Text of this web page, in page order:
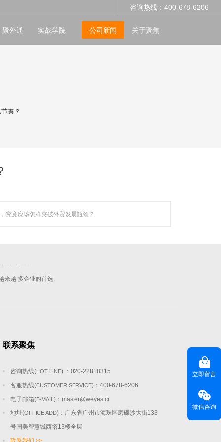
咨询热线：400-678-6206
聚外通 实战学院 公司新闻 关于聚焦
奏？
究竟应该怎样突破外贸发展瓶颈？
越 多企业的首选。
联系聚焦
咨询热线(HOT LINE) ：020-22818315
客服热线(CUSTOMER SERVICE)：400-678-6206
电子邮箱(E-MAIL )：master@weyes.cn
地址(OFFICE ADD)：广东省广州市海珠区磨碟沙大街133
号国美智慧城西塔13楼全层
立即留言
微信咨询